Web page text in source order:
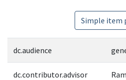
Simple item
dc.audience
dc.contributor.advisor